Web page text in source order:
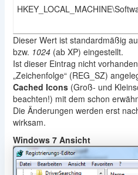
Dieser Wert ist standardmäßig
bzw. 1024(ab XP) eingestellt.
Ist dieser Eintrag nicht
„Zeichenfolge“ (REG_SZ)
Cached Icons(Groß- und
beachten!) mit dem schon
Die Änderungen werden erst
wirksam.
Windows 7 Ansicht